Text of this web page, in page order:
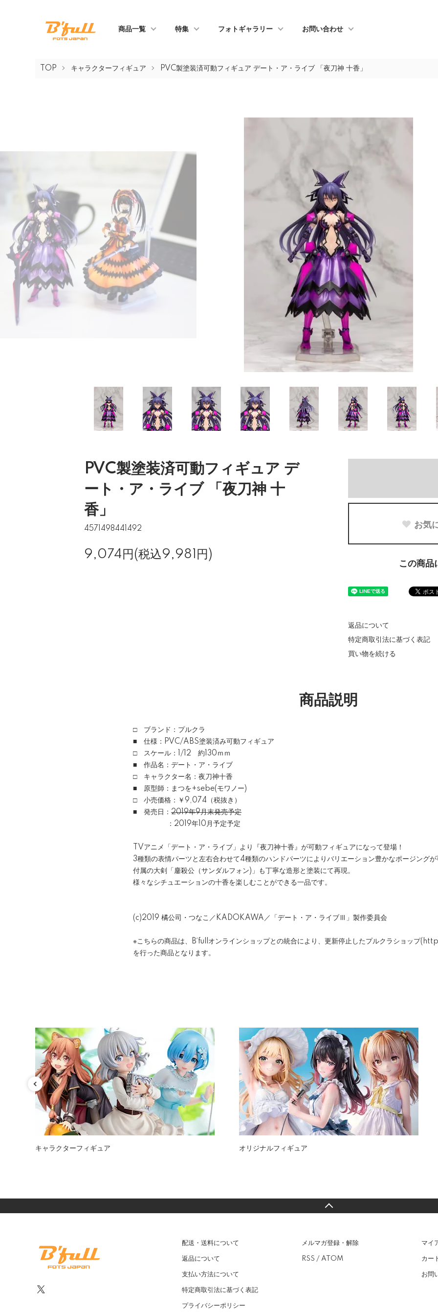
商品一覧 特集 フォトギャラリー お問い合わせ
TOP キャラクターフィギュア PVC製塗装済可動フィギュア デート・ア・ライブ 「夜刀神 十香」
PVC製塗装済可動フィギュア デ
ート・ア・ライブ 「夜刀神 十
香」
4571498441492
9,074円(税込9,981円)
お気
この商品
返品について
特定商取引法に基づく表記
買い物を続ける
商品説明
□ ブランド：プルクラ
■ 仕様：PVC/ABS塗装済み可動フィギュア
□ スケール：1/12 約130ｍｍ
■ 作品名：デート・ア・ライブ
□ キャラクター名：夜刀神十香
■ 原型師：まつを+sebe(モワノー)
□ 小売価格：￥9,074（税抜き）
■ 発売日： 2019年9月末発売予定
：2019年10月予定予定
TVアニメ「デート・ア・ライブ」より『夜刀神十香』が可動フィギュアになって登場！
3種類の表情パーツと左右合わせて4種類のハンドパーツによりバリエーション豊かなポージング
付属の大剣「鏖殺公（サンダルフォン)」も丁寧な造形と塗装にて再現。
様々なシチュエーションの十香を楽しむことができる一品です。
(c)2019 橘公司・つなこ／KADOKAWA／「デート・ア・ライブⅢ」製作委員会
※こちらの商品は、B´fullオンラインショップとの統合により、更新停止したプルクラショップ
を行った商品となります。
カテゴリ
キャラクターフィギュア オリジナルフィギュア
配送・送料について
返品について
支払い方法について
特定商取引法に基づく表記
プライバシーポリシー
メルマガ登録・解除
RSS / ATOM
マイ
カー
お問